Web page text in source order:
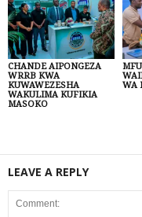
CHANDE AIPONGEZA
WRRB KWA
KUWAWEZESHA
WAKULIMA KUFIKIA
MASOKO
WA
LEAVE A REPLY